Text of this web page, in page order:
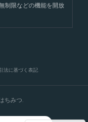
制限などの機能を開放
法に基づく表記
ちみつ.